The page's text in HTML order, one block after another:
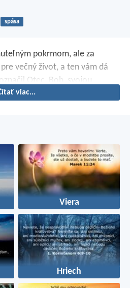
spása
pokrmom, ale za
večný život, a ten vám dá
Otec, Boh, svojou
viac...
Viera
Hriech